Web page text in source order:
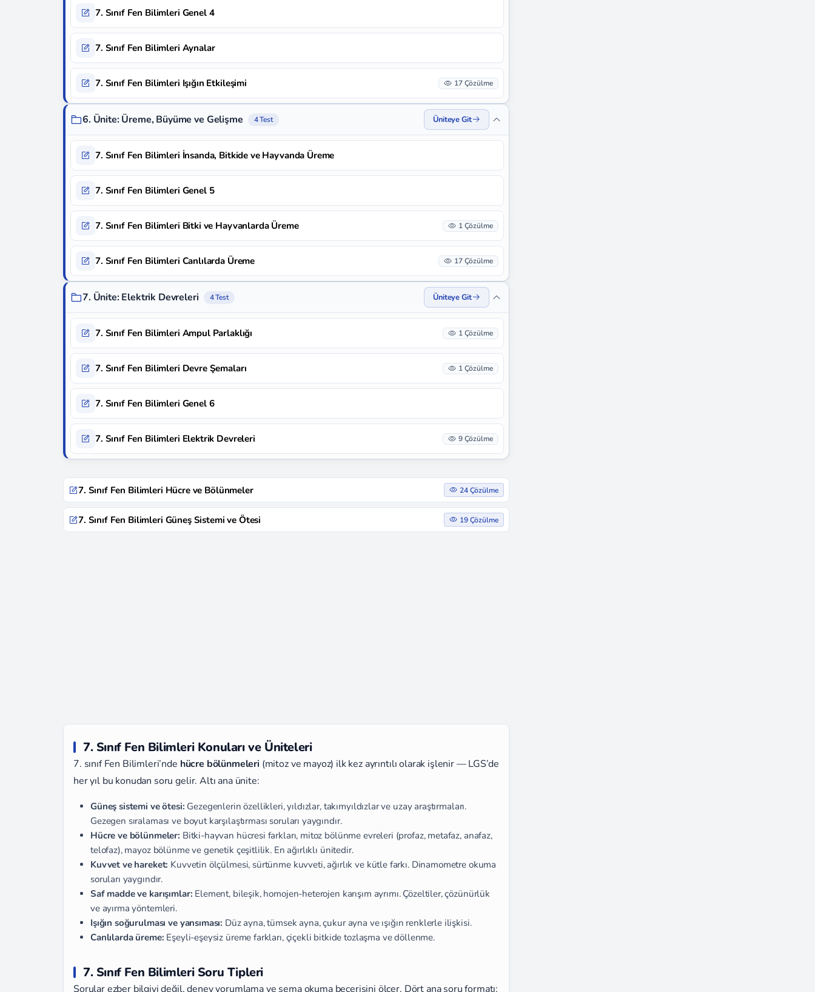
7. Sınıf Fen Bilimleri Genel 4
7. Sınıf Fen Bilimleri Aynalar
7. Sınıf Fen Bilimleri Işığın Etkileşimi 17 Çözülme
6. Ünite: Üreme, Büyüme ve Gelişme 4 Test Üniteye Git
7. Sınıf Fen Bilimleri İnsanda, Bitkide ve Hayvanda Üreme
7. Sınıf Fen Bilimleri Genel 5
7. Sınıf Fen Bilimleri Bitki ve Hayvanlarda Üreme 1 Çözülme
7. Sınıf Fen Bilimleri Canlılarda Üreme 17 Çözülme
7. Ünite: Elektrik Devreleri 4 Test Üniteye Git
7. Sınıf Fen Bilimleri Ampul Parlaklığı 1 Çözülme
7. Sınıf Fen Bilimleri Devre Şemaları 1 Çözülme
7. Sınıf Fen Bilimleri Genel 6
7. Sınıf Fen Bilimleri Elektrik Devreleri 9 Çözülme
7. Sınıf Fen Bilimleri Hücre ve Bölünmeler 24 Çözülme
7. Sınıf Fen Bilimleri Güneş Sistemi ve Ötesi 19 Çözülme
7. Sınıf Fen Bilimleri Konuları ve Üniteleri
7. sınıf Fen Bilimleri’nde hücre bölünmeleri (mitoz ve mayoz) ilk kez ayrıntılı olarak işlenir — LGS’de
her yıl bu konudan soru gelir. Altı ana ünite:
Güneş sistemi ve ötesi: Gezegenlerin özellikleri, yıldızlar, takımyıldızlar ve uzay araştırmaları.
Gezegen sıralaması ve boyut karşılaştırması soruları yaygındır.
Hücre ve bölünmeler: Bitki-hayvan hücresi farkları, mitoz bölünme evreleri (profaz, metafaz, anafaz,
telofaz), mayoz bölünme ve genetik çeşitlilik. En ağırlıklı ünitedir.
Kuvvet ve hareket: Kuvvetin ölçülmesi, sürtünme kuvveti, ağırlık ve kütle farkı. Dinamometre okuma
soruları yaygındır.
Saf madde ve karışımlar: Element, bileşik, homojen-heterojen karışım ayrımı. Çözeltiler, çözünürlük
ve ayırma yöntemleri.
Işığın soğurulması ve yansıması: Düz ayna, tümsek ayna, çukur ayna ve ışığın renklerle ilişkisi.
Canlılarda üreme: Eşeyli-eşeysiz üreme farkları, çiçekli bitkide tozlaşma ve döllenme.
7. Sınıf Fen Bilimleri Soru Tipleri
Sorular ezber bilgiyi değil, deney yorumlama ve şema okuma becerisini ölçer. Dört ana soru formatı: